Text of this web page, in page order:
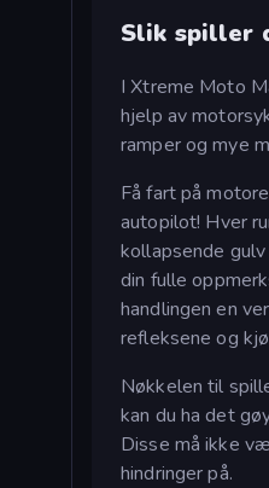
Slik spiller
I Xtreme Moto
hjelp av
ramper og mye
Få fart på
autopilot! Hver
kollapsende
din fulle
handlingen en
refleksene og
Nøkkelen til
kan du ha det
Disse må ikke
hindringer på.